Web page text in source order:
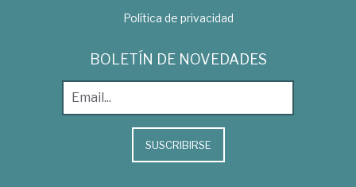
Política de privacidad
BOLETÍN DE NOVEDADES
SUSCRIBIRSE